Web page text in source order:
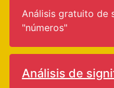
Análisis gratuito de
"números"
Análisis de